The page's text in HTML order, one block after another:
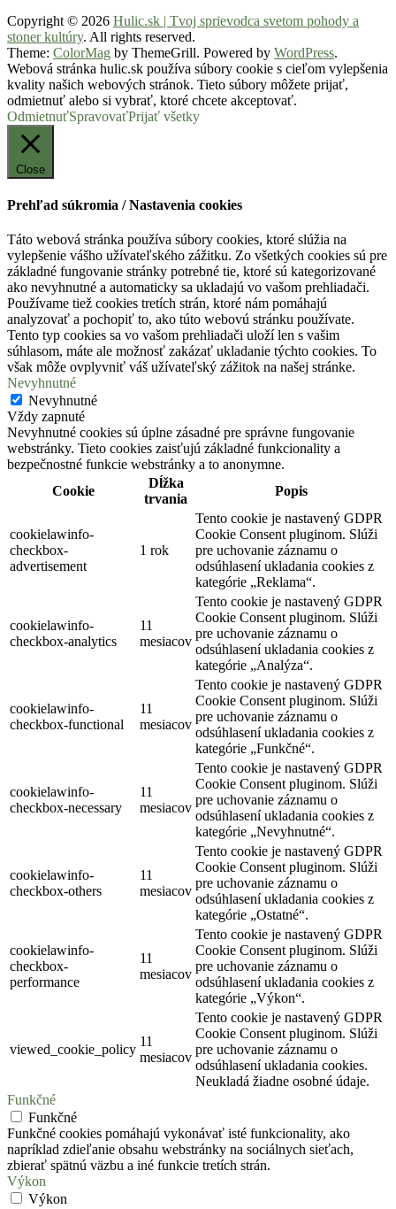
Copyright © 2026 Hulic.sk | Tvoj sprievodca svetom pohody a
stoner kultúry. All rights reserved.
Theme: ColorMag by ThemeGrill. Powered by WordPress.
Webová stránka hulic.sk používa súbory cookie s cieľom vylepšenia
kvality našich webových stránok. Tieto súbory môžete prijať,
odmietnuť alebo si vybrať, ktoré chcete akceptovať.
OdmietnuťSpravovaťPrijať všetky
Close
Prehľad súkromia / Nastavenia cookies
Táto webová stránka používa súbory cookies, ktoré slúžia na
vylepšenie vášho užívateľského zážitku. Zo všetkých cookies sú pre
základné fungovanie stránky potrebné tie, ktoré sú kategorizované
ako nevyhnutné a automaticky sa ukladajú vo vašom prehliadači.
Používame tiež cookies tretích strán, ktoré nám pomáhajú
analyzovať a pochopiť to, ako túto webovú stránku používate.
Tento typ cookies sa vo vašom prehliadači uloží len s vašim
súhlasom, máte ale možnosť zakázať ukladanie týchto cookies. To
však môže ovplyvniť váš užívateľský zážitok na našej stránke.
Nevyhnutné
Nevyhnutné
Vždy zapnuté
Nevyhnutné cookies sú úplne zásadné pre správne fungovanie
webstránky. Tieto cookies zaisťujú základné funkcionality a
bezpečnostné funkcie webstránky a to anonymne.
Cookie
Dĺžka
trvania
Popis
cookielawinfo-
checkbox-
advertisement
1 rok
Tento cookie je nastavený GDPR
Cookie Consent pluginom. Slúži
pre uchovanie záznamu o
odsúhlasení ukladania cookies z
kategórie „Reklama“.
cookielawinfo-
checkbox-analytics
11
mesiacov
Tento cookie je nastavený GDPR
Cookie Consent pluginom. Slúži
pre uchovanie záznamu o
odsúhlasení ukladania cookies z
kategórie „Analýza“.
cookielawinfo-
checkbox-functional
11
mesiacov
Tento cookie je nastavený GDPR
Cookie Consent pluginom. Slúži
pre uchovanie záznamu o
odsúhlasení ukladania cookies z
kategórie „Funkčné“.
cookielawinfo-
checkbox-necessary
11
mesiacov
Tento cookie je nastavený GDPR
Cookie Consent pluginom. Slúži
pre uchovanie záznamu o
odsúhlasení ukladania cookies z
kategórie „Nevyhnutné“.
cookielawinfo-
checkbox-others
11
mesiacov
Tento cookie je nastavený GDPR
Cookie Consent pluginom. Slúži
pre uchovanie záznamu o
odsúhlasení ukladania cookies z
kategórie „Ostatné“.
cookielawinfo-
checkbox-
performance
11
mesiacov
Tento cookie je nastavený GDPR
Cookie Consent pluginom. Slúži
pre uchovanie záznamu o
odsúhlasení ukladania cookies z
kategórie „Výkon“.
viewed_cookie_policy
11
mesiacov
Tento cookie je nastavený GDPR
Cookie Consent pluginom. Slúži
pre uchovanie záznamu o
odsúhlasení ukladania cookies.
Neukladá žiadne osobné údaje.
Funkčné
Funkčné
Funkčné cookies pomáhajú vykonávať isté funkcionality, ako
napríklad zdieľanie obsahu webstránky na sociálnych sieťach,
zbierať spätnú väzbu a iné funkcie tretích strán.
Výkon
Výkon